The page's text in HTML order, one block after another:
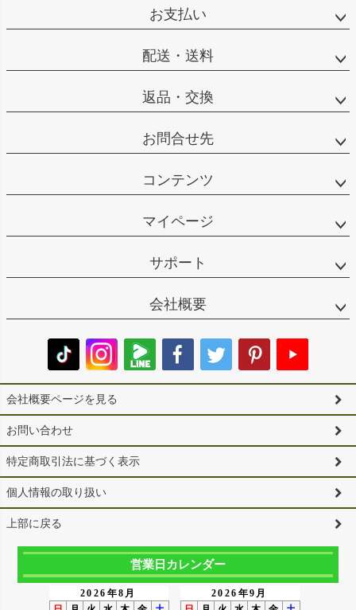
お支払い
配送・送料
返品・交換
お問合せ先
コンテンツ
マイページ
サポート
会社概要
会社概要ページを見る
お問い合わせ
特定商取引法に基づく表示
個人情報の取り扱い
上部に戻る
営業日カレンダー